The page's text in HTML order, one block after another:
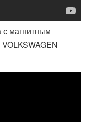
с магнитным